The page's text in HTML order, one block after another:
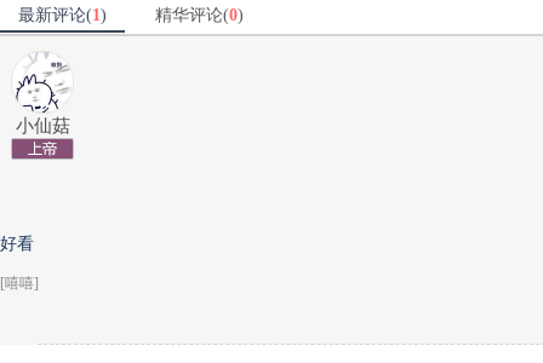
最新评论(1) 精华评论(0)
小仙菇
好看
[嘻嘻]